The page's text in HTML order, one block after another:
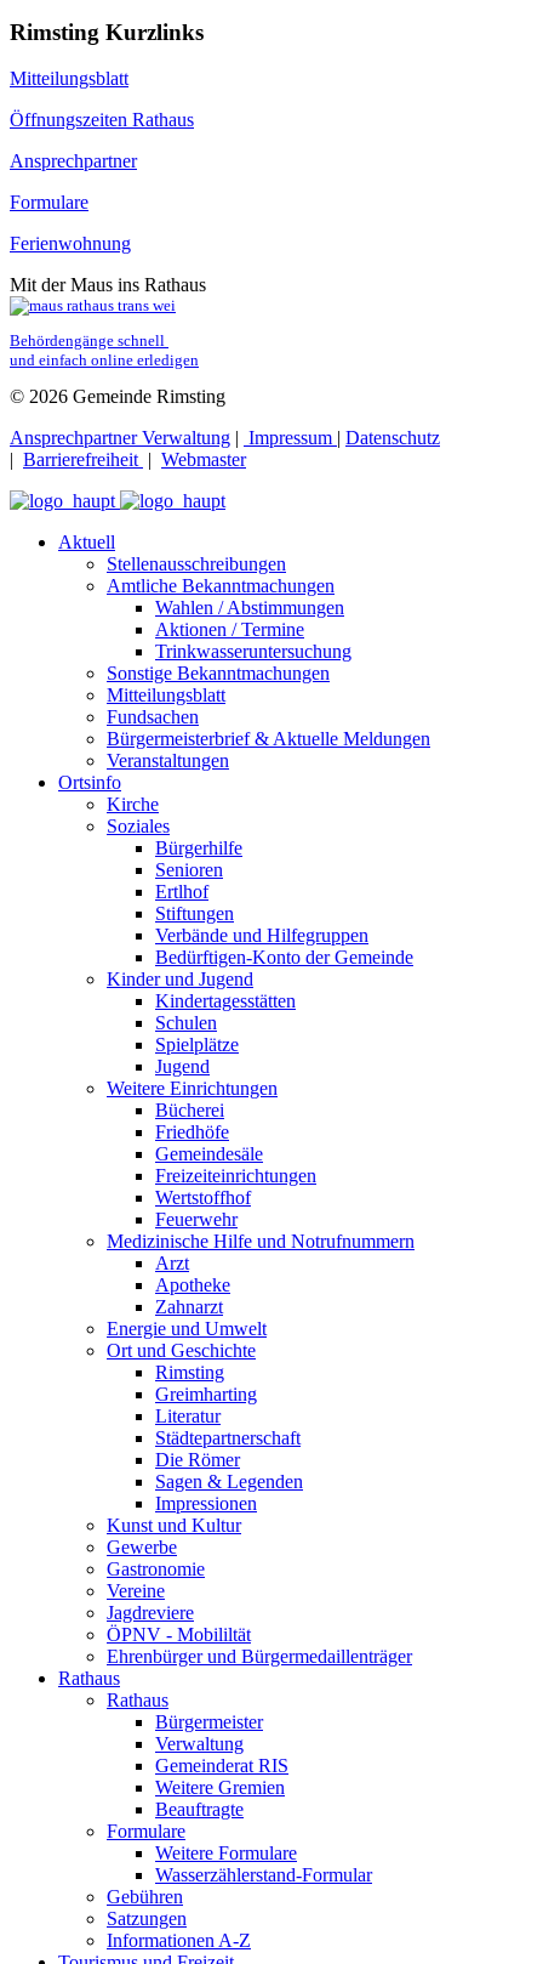
Rimsting Kurzlinks
Mitteilungsblatt
Öffnungszeiten Rathaus
Ansprechpartner
Formulare
Ferienwohnung
Mit der Maus ins Rathaus
Behördengänge schnell
und einfach online erledigen
© 2026 Gemeinde Rimsting
Ansprechpartner Verwaltung | Impressum | Datenschutz
| Barrierefreiheit | Webmaster
Aktuell
Stellenausschreibungen
Amtliche Bekanntmachungen
Wahlen / Abstimmungen
Aktionen / Termine
Trinkwasseruntersuchung
Sonstige Bekanntmachungen
Mitteilungsblatt
Fundsachen
Bürgermeisterbrief & Aktuelle Meldungen
Veranstaltungen
Ortsinfo
Kirche
Soziales
Bürgerhilfe
Senioren
Ertlhof
Stiftungen
Verbände und Hilfegruppen
Bedürftigen-Konto der Gemeinde
Kinder und Jugend
Kindertagesstätten
Schulen
Spielplätze
Jugend
Weitere Einrichtungen
Bücherei
Friedhöfe
Gemeindesäle
Freizeiteinrichtungen
Wertstoffhof
Feuerwehr
Medizinische Hilfe und Notrufnummern
Arzt
Apotheke
Zahnarzt
Energie und Umwelt
Ort und Geschichte
Rimsting
Greimharting
Literatur
Städtepartnerschaft
Die Römer
Sagen & Legenden
Impressionen
Kunst und Kultur
Gewerbe
Gastronomie
Vereine
Jagdreviere
ÖPNV - Mobililtät
Ehrenbürger und Bürgermedaillenträger
Rathaus
Rathaus
Bürgermeister
Verwaltung
Gemeinderat RIS
Weitere Gremien
Beauftragte
Formulare
Weitere Formulare
Wasserzählerstand-Formular
Gebühren
Satzungen
Informationen A-Z